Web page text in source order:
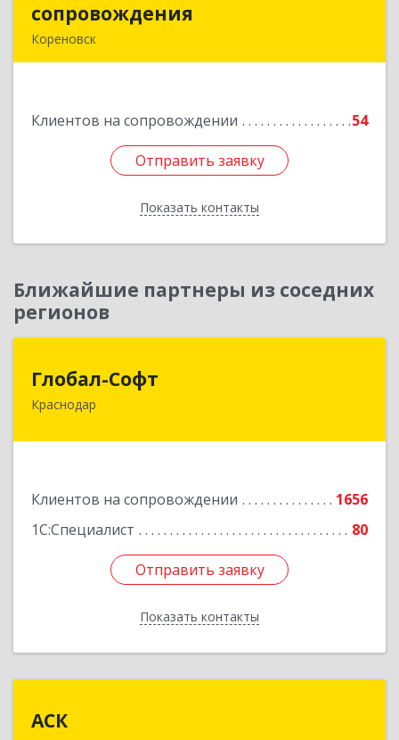
сопровождения
Кореновск
Клиентов на сопровождении 54
Отправить заявку
Показать контакты
Отправить заявку
Назад
Ближайшие партнеры из соседних
регионов
Глобал-Софт
Краснодар
Клиентов на сопровождении
1656
1С:Специалист
80
Отправить заявку
Показать контакты
350018, Краснодарский край, Краснодар г,
Отправить заявку
Назад
АСК